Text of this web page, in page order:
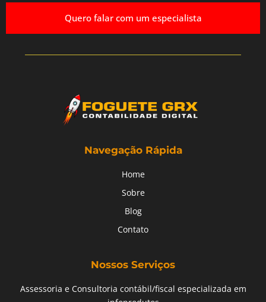
Quero falar com um especialista
Navegação Rápida
Home
Sobre
Blog
Contato
Nossos Serviços
Assessoria e Consultoria contábil/fiscal especializada em